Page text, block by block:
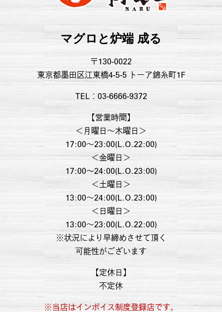
マグロと炉端 成る
〒130-0022
東京都墨田区江東橋4-5-5 トーア錦糸町1F
TEL：03-6666-9372
【営業時間】
＜月曜日〜木曜日＞
17:00～23:00(L.O.22:00)
＜金曜日＞
17:00～24:00(L.O.23:00)
＜土曜日＞
13:00～24:00(L.O.23:00)
＜日曜日＞
13:00～23:00(L.O.22:00)
※状況により早締めさせて頂く
可能性がございます
【定休日】
不定休
※当店はインボイス制度登録店です。